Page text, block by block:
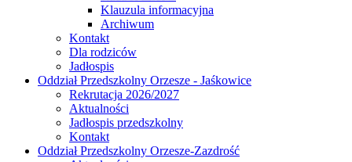
Klauzula informacyjna
Archiwum
Kontakt
Dla rodziców
Jadłospis
Oddział Przedszkolny Orzesze - Jaśkowice
Rekrutacja 2026/2027
Aktualności
Jadłospis przedszkolny
Kontakt
Oddział Przedszkolny Orzesze-Zazdrość